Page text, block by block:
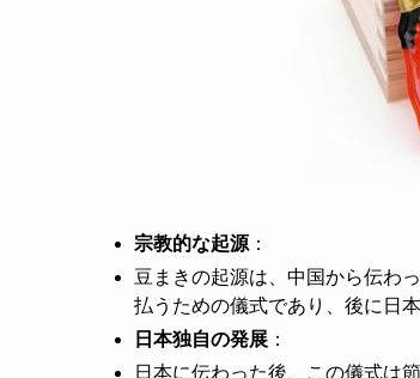
宗教的な起源 ：
豆まきの起源は、中国から伝わ
払うための儀式であり、後に日
日本独自の発展 ：
日本に伝わった後、この儀式は